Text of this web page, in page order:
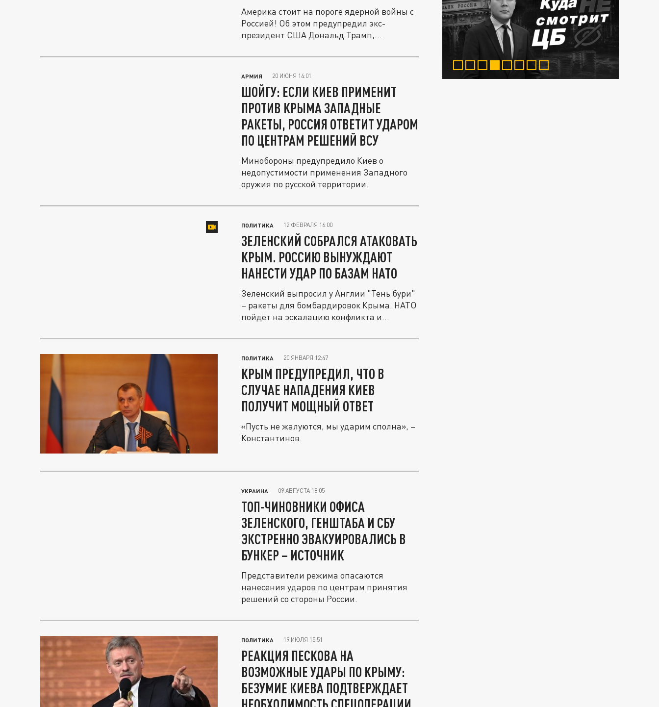
Америка стоит на пороге ядерной войны с
Россией! Об этом предупредил экс-
президент США Дональд Трамп,
АРМИЯ 20 ИЮНЯ 14:01
ШОЙГУ: ЕСЛИ КИЕВ ПРИМЕНИТ
ПРОТИВ КРЫМА ЗАПАДНЫЕ
РАКЕТЫ, РОССИЯ ОТВЕТИТ УДАРОМ
ПО ЦЕНТРАМ РЕШЕНИЙ ВСУ
Минобороны предупредило Киев о
недопустимости применения Западного
оружия по русской территории.
ПОЛИТИКА 12 ФЕВРАЛЯ 16:00
ЗЕЛЕНСКИЙ СОБРАЛСЯ АТАКОВАТЬ
КРЫМ. РОССИЮ ВЫНУЖДАЮТ
НАНЕСТИ УДАР ПО БАЗАМ НАТО
Зеленский выпросил у Англии "Тень бури"
– ракеты для бомбардировок Крыма. НАТО
пойдёт на эскалацию конфликта и...
ПОЛИТИКА 20 ЯНВАРЯ 12:47
КРЫМ ПРЕДУПРЕДИЛ, ЧТО В
СЛУЧАЕ НАПАДЕНИЯ КИЕВ
ПОЛУЧИТ МОЩНЫЙ ОТВЕТ
«Пусть не жалуются, мы ударим сполна», –
Константинов.
УКРАИНА 09 АВГУСТА 18:05
ТОП-ЧИНОВНИКИ ОФИСА
ЗЕЛЕНСКОГО, ГЕНШТАБА И СБУ
ЭКСТРЕННО ЭВАКУИРОВАЛИСЬ В
БУНКЕР – ИСТОЧНИК
Представители режима опасаются
нанесения ударов по центрам принятия
решений со стороны России.
ПОЛИТИКА 19 ИЮЛЯ 15:51
РЕАКЦИЯ ПЕСКОВА НА
ВОЗМОЖНЫЕ УДАРЫ ПО КРЫМУ:
БЕЗУМИЕ КИЕВА ПОДТВЕРЖДАЕТ